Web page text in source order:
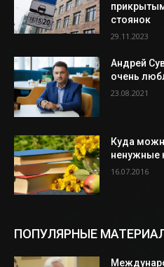
стоянок
29.11.2023
Андрей
очень
23.08.2021
Куда
ненужные
16.07.2016
ПОПУЛЯРНЫЕ